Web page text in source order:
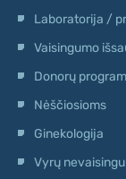
Laboratorija /
Vaisingumo
Donorų
Nėščiosioms
Ginekologija
Vyrų